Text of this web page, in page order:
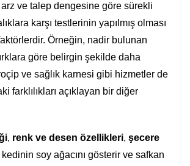
ve talep dengesine göre sürekli
karşı testlerinin yapılmış olması
Örneğin, nadir bulunan
göre belirgin şekilde daha
ve sağlık karnesi gibi hizmetler de
farklılıkları açıklayan bir diğer
, renk ve desen özellikleri, şecere
soy ağacını gösterir ve safkan